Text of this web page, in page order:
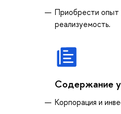
Приобрести опыт
реализуемость.
Содержание
Корпорация и